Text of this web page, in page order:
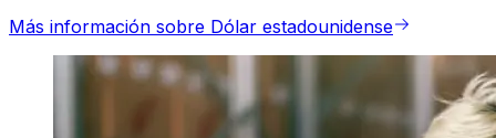
Más información sobre Dólar estadounidense